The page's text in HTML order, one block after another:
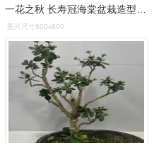
图片尺寸800x800